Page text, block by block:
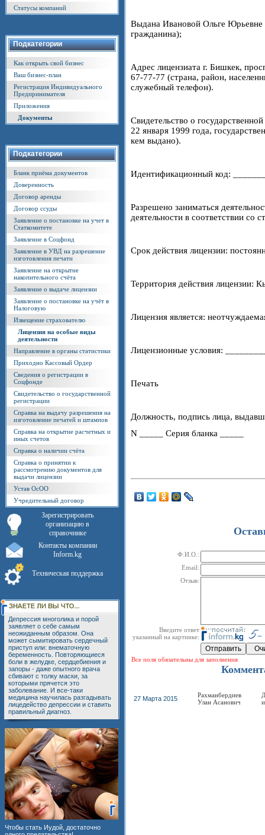
Статусы компаний
Подкатегории
Как открыть свой бизнес
Ваш бизнес-план
Регистрация Индивидуального
Предпринимателя
Приложения
Документы
Подкатегории
Бланк приёма документов
Доверенность
Договор аренды
Договор ссуды
Заявление о постановке на учет в
Статкомитете
Заявление в Соцфонд
Заявление в УВД на разрешение
изготовления печати
Заявление на открытие
накопительного счёта
Заявление о выдаче лицензии
Заявление о постановке на учёт в
Налоговую
Извещение страхователю
Лицензия на особые виды
деятельности
Направление в органы статистики
Приходно Кассовый Ордер
Сведения о регистрации в
Соцфонде
Свидетельство о государственной
регистрации
Справка на выдачу разрешения на
изготовление печатей и штампов
Cправка на открытие расчетных и
иных счетов
Справка о наличии счёта
Справка о принятии к
рассмотрению документов для
выдачи лицензии
Устав ОсОО
Учредительный договор
Зарегистрировать
организацию в
справочнике
Контакты компании
Inform.kg
Техническая поддержка
Депрессия многолика и порой
заявляет о себе самым
неожиданным образом. Она
может сымитировать сердечный
приступ или: внематочную
беременность. Повторяющиеся
боли в желудке, сердцебиения и
запоры - даже опытного врача
сбивают с толку маски, за
которыми прячется это
заболевание. И все-таки
медицина научилась разгадывать
лицедейство депрессии и ставить
правильный диагноз.
Чтобы стать Иудой, достаточно
Выдана Ивановой Ольге Юрьевне
гражданина);
Адрес лицензиата г. Бишкек,
67-77-77 (страна, район,
служебный телефон).
Свидетельство о
22 января 1999 года,
кем выдано).
Идентификационный код:
Разрешено заниматься
деятельности в соответствии со
Срок действия лицензии:
Территория действия лицензии:
Лицензия является:
Лицензионные условия:
Печать
Должность, подпись лица,
N _____ Серия бланка _____
Ф.И.О.:
Email:
Отзыв:
Введите ответ
указанный на картинке:
Все поля обязательны для заполнения
27 Марта 2015
Рахманбердиев
Улан Асанович